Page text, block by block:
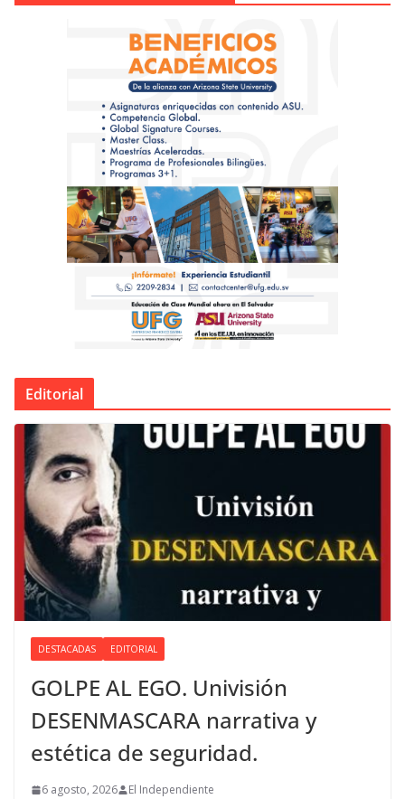
Editorial
DESTACADAS EDITORIAL
GOLPE AL EGO. Univisión
DESENMASCARA narrativa y
estética de seguridad.
6 agosto, 2026 El Independiente